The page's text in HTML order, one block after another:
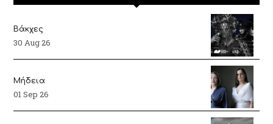
Βάκχες
30 Aug 26
Μήδεια
01 Sep 26